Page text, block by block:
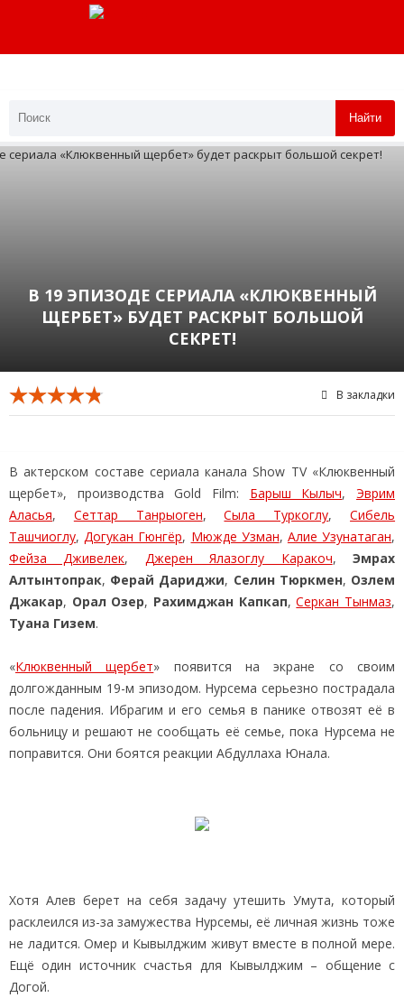
Найти
В 19 ЭПИЗОДЕ СЕРИАЛА «КЛЮКВЕННЫЙ
ЩЕРБЕТ» БУДЕТ РАСКРЫТ БОЛЬШОЙ
СЕКРЕТ!
В закладки
В актерском составе сериала канала Show TV «Клюквенный
щербет», производства Gold Film: Барыш Кылыч,Эврим
Аласья, Сеттар Танрыоген,Сыла Туркоглу,Сибель
Ташчиоглу,Догукан Гюнгёр, Мюжде Узман, Алие Узунатаган,
Фейза Дживелек, Джерен Ялазоглу Каракоч,Эмрах
Алтынтопрак, Ферай Дариджи, Селин Тюркмен, Озлем
Джакар, Орал Озер, Рахимджан Капкап,Серкан Тынмаз,
Туана Гизем.
«Клюквенный щербет» появится на экране со своим
долгожданным 19-м эпизодом. Нурсема серьезно пострадала
после падения. Ибрагим и его семья в панике отвозят её в
больницу и решают не сообщать её семье, пока Нурсема не
поправится. Они боятся реакции Абдуллаха Юнала.
Хотя Алев берет на себя задачу утешить Умута, который
расклеился из-за замужества Нурсемы, её личная жизнь тоже
не ладится. Омер и Кывылджим живут вместе в полной мере.
Ещё один источник счастья для Кывылджим – общение с
Догой.